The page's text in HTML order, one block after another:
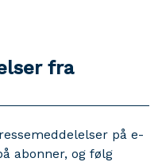
fra
på e-
abonner, og følg